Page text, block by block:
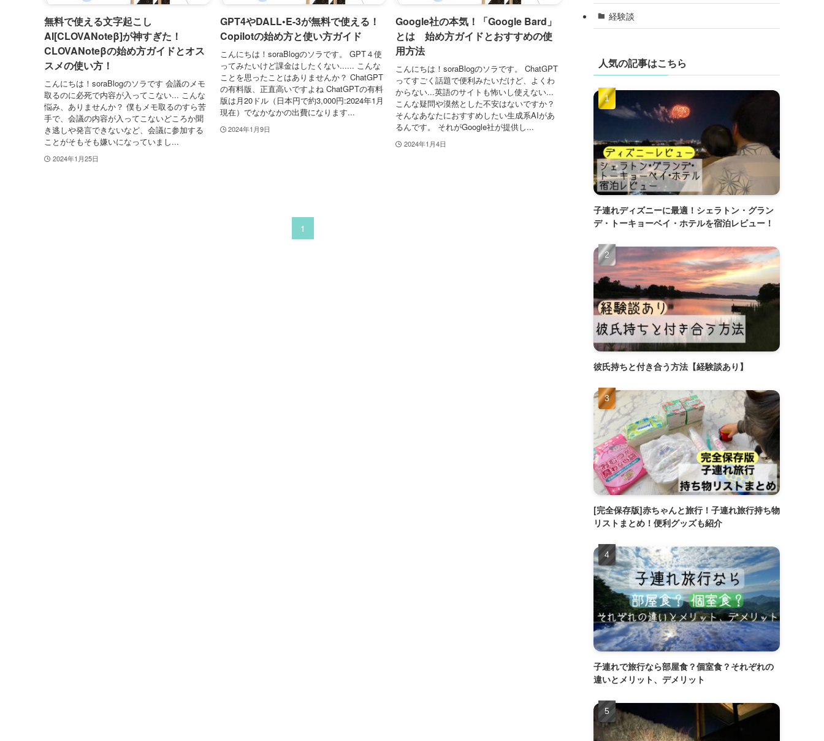
無料で使える文字起こし
AI[CLOVANoteβ]が神すぎた！
CLOVANoteβの始め方ガイドとオス
スメの使い方！
こんにちは！soraBlogのソラです 会議のメモ
取るのに必死で内容が入ってこない... こんな
悩み、ありませんか？ 僕もメモ取るのすら苦
手で、会議の内容が入ってこないどころか聞
き逃しや発言できないなど、会議に参加する
ことがそもそも嫌いになっていまし...
2024年1月25日
GPT4やDALL•E-3が無料で使える！
Copilotの始め方と使い方ガイド
こんにちは！soraBlogのソラです。 GPT４使
ってみたいけど課金はしたくない...... こんな
ことを思ったことはありませんか？ ChatGPT
の有料版、正直高いですよね ChatGPTの有料
版は月20ドル（日本円で約3,000円:2024年1月
現在）でなかなかの出費になります...
2024年1月9日
Google社の本気！「Google Bard」
とは 始め方ガイドとおすすめの使
用方法
こんにちは！soraBlogのソラです。 ChatGPT
ってすごく話題で便利みたいだけど、よくわ
からない...英語のサイトも怖いし使えない...
こんな疑問や漠然とした不安はないですか？
そんなあなたにおすすめしたい生成系AIがあ
るんです。 それがGoogle社が提供し...
2024年1月4日
1
経験談
人気の記事はこちら
子連れディズニーに最適！シェラトン・グラン
デ・トーキョーベイ・ホテルを宿泊レビュー！
彼氏持ちと付き合う方法【経験談あり】
[完全保存版]赤ちゃんと旅行！子連れ旅行持ち物
リストまとめ！便利グッズも紹介
子連れで旅行なら部屋食？個室食？それぞれの
違いとメリット、デメリット